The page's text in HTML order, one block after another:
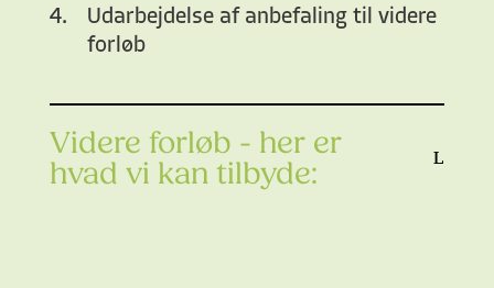
Udarbejdelse af anbefaling til videre
forløb
Videre forløb - her er
hvad vi kan tilbyde: